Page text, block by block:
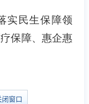
实民生保障领
保障、 惠企惠
闭窗口